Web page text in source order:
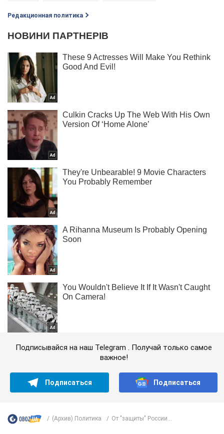
Редакционная политика
Подписывайся на наш Telegram . Получай только самое
важное!
Подписаться Подписаться
(Архив) Политика От "защиты" России...